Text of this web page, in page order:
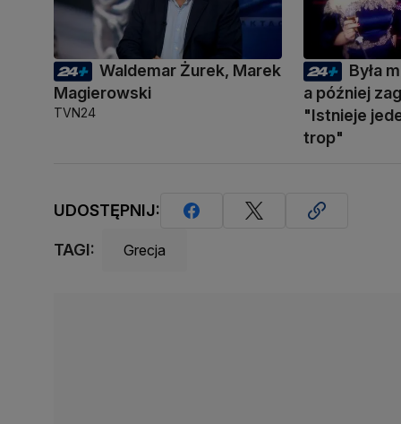
Waldemar Żurek, Marek
Magierowski
TVN24
Była
a później
"Istnieje
trop"
UDOSTĘPNIJ:
TAGI: Grecja